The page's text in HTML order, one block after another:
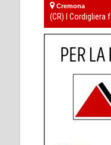
Cremona
(CR) I Cordigliera